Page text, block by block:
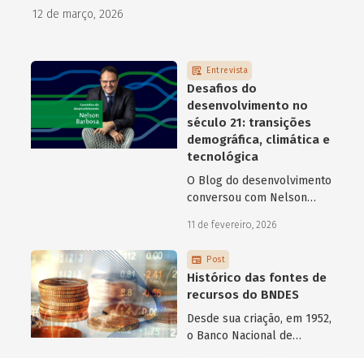
superação desse desafio.
12 de março, 2026
Entrevista
Desafios do
desenvolvimento no
século 21: transições
demográfica, climática e
tecnológica
O Blog do desenvolvimento
conversou com Nelson
atuais do desenvolvimento
hoje.
11 de fevereiro, 2026
Post
Histórico das fontes de
recursos do BNDES
Desde sua criação, em 1952,
o Banco Nacional de